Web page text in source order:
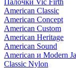
Палочки Vic Firth
American Classic
American Concept
American Custom
American Heritage
American Sound
American и Modern
Classic Nylon